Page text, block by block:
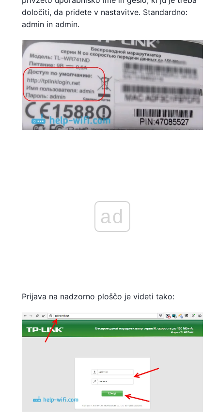
določiti, da pridete v nastavitve. Standardno:
admin in admin.
ad
Prijava na nadzorno ploščo je videti tako: